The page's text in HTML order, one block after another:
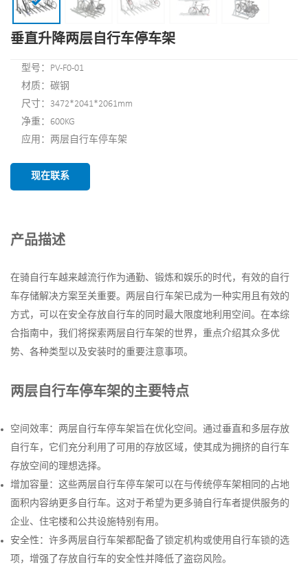
垂直升降两层自行车停车架
型号：PV-F0-01
材质：碳钢
尺寸：3472*2041*2061mm
净重：600KG
应用：两层自行车停车架
现在联系
产品描述
在骑自行车越来越流行作为通勤、锻炼和娱乐的时代，有效的自行
车存储解决方案至关重要。两层自行车架已成为一种实用且有效的
方式，可以在安全存放自行车的同时最大限度地利用空间。在本综
合指南中，我们将探索两层自行车架的世界，重点介绍其众多优
势、各种类型以及安装时的重要注意事项。
两层自行车停车架的主要特点
空间效率：两层自行车停车架旨在优化空间。通过垂直和多层存放
自行车，它们充分利用了可用的存放区域，使其成为拥挤的自行车
存放空间的理想选择。
增加容量：这些两层自行车停车架可以在与传统停车架相同的占地
面积内容纳更多自行车。这对于希望为更多骑自行车者提供服务的
企业、住宅楼和公共设施特别有用。
安全性：许多两层自行车架都配备了锁定机构或使用自行车锁的选
项，增强了存放自行车的安全性并降低了盗窃风险。